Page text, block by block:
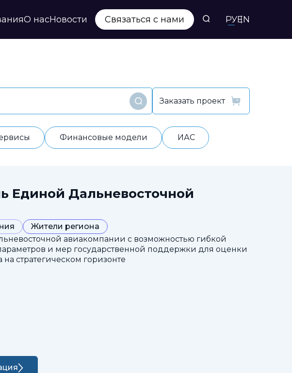
О насНовости Связаться с нами РУEN
НайтиЗаказать проект
Финансовые модели ИАС
Единой Дальневосточной
Жители региона
авиакомпании с возможностью гибкой
и мер государственной поддержки для оценки
стратегическом горизонте